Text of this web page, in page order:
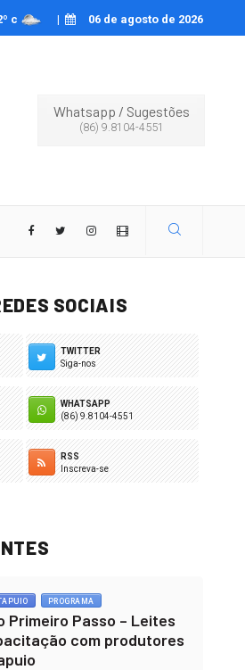
pornográficos
º c | 06 de agosto de 2026
Whatsapp / Sugestões
(86) 9.8104-4551
SOCIAIS
TWITTER
Siga-nos
WHATSAPP
(86) 9.8104-4551
RSS
Inscreva-se
PROGRAMA
Passo – Leites
com produtores